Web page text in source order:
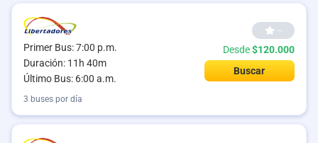
Primer Bus: 7:00 p.m.
Duración: 11h 40m
Último Bus: 6:00 a.m.
--
Desde$120.000
Buscar
3 buses por día